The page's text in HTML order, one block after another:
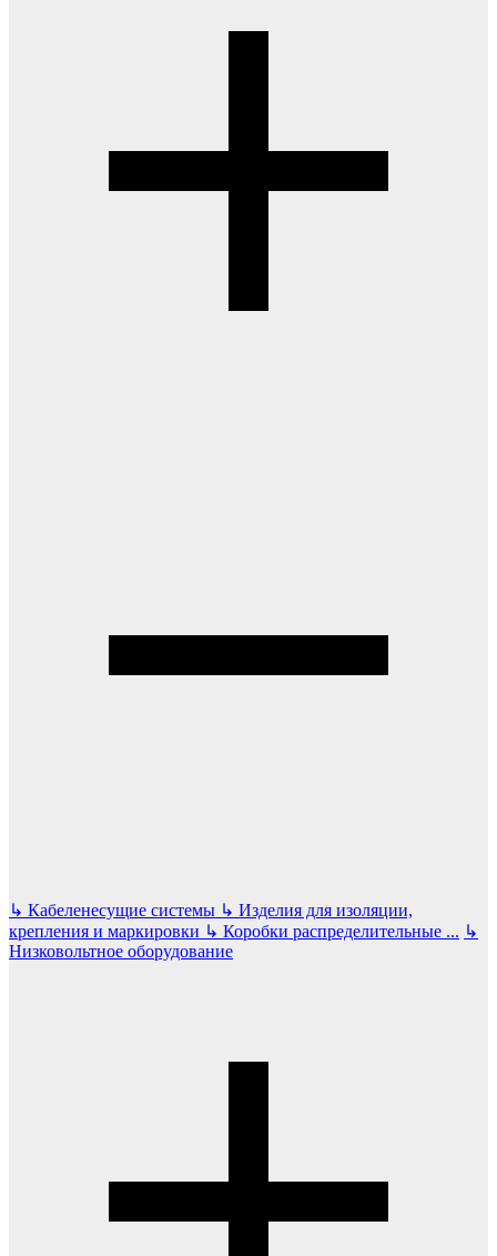
↳ Кабеленесущие системы ↳ Изделия для изоляции,
крепления и маркировки ↳ Коробки распределительные ... ↳
Низковольтное оборудование